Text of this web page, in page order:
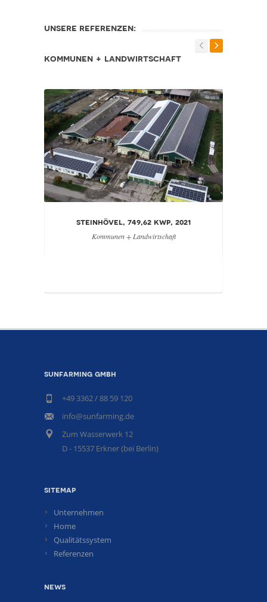
unsere referenzen:
kommunen + landwirtschaft
steinhövel, 749,62 kwp, 2021
Kommunen + Landwirtschaft
sunfarming gmbh
+49 3362 / 88 59 120
info@sunfarming.de
Zum Wasserwerk 12
D - 15537 Erkner (bei Berlin)
sitemap
Unternehmen
Home
Qualitätssystem
Referenzen
news